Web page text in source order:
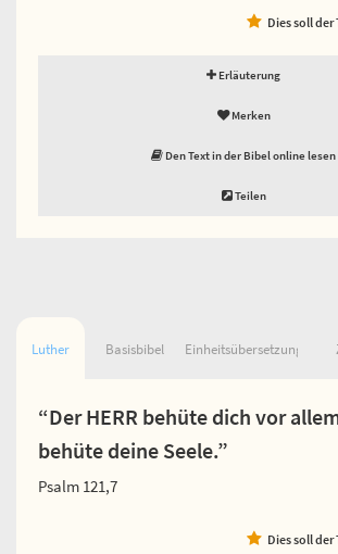
Dies soll
Erläuterung
Merken
Den Text in der Bibel online lesen
Teilen
Luther Basisbibel Einheitsübersetzung
“Der HERR behüte dich vor
behüte deine Seele.”
Psalm 121,7
Dies soll